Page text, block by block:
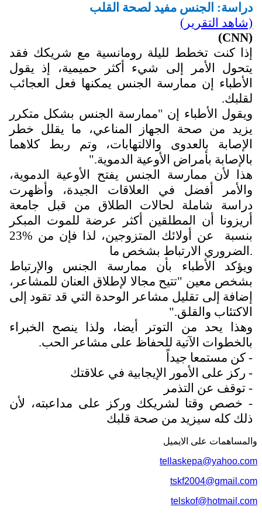
دراسة: الجنس مفيد لصحة القلب
(شاهد التقرير)
(
CNN
)
إذا كنت تخطط لليلة رومانسية مع شريكك فقد
يتحول الأمر إلى شيء أكثر حميمية، إذ يقول
الأطباء إن ممارسة الجنس يمكنها فعل العجائب
لقلبك.
ويقول الأطباء إن "ممارسة الجنس بشكل متكرر
يزيد من صحة الجهاز المناعي، ما يقلل خطر
الإصابة بالعدوى والالتهابات، وتم ربط كلاهما
بالإصابة بأمراض الأوعية الدموية."
هذا لأن ممارسة الجنس يفتح الأوعية الدموية،
والأمر أفضل في العلاقات الجيدة، وأظهرت
دراسة شاملة لحالات الطلاق من قبل جامعة
أريزونا أن المطلقين أكثر عرضة للموت المبكر
بنسبة 23
% عن أولائك المتزوجين، لذا فإن من
الضروري الارتباط بشخص ما.
ويؤكد الأطباء بأن ممارسة الجنس والإرتباط
بشخص معين "تتيح مجالا لإطلاق العنان للمشاعر،
إضافة إلى تقليل مشاعر الوحدة التي قد تقود إلى
الاكتئاب والقلق."
وهذا يحد من التوتر أيضا، ولذا ينصح الخبراء
بالخطوات الآتية للحفاظ على مشاعر الحب.
- كن مستمعا جيداً
- ركز على الأمور الإيجابية في علاقتك
- توقف عن التذمر
- خصص وقتا لشريكك وركز على مداعبته، لأن
ذلك كله سيزيد من صحة قلبك
والمساهمات علی الایمیل
tellaskepa@yahoo.com
tskf2004@gmail.com
telskof@hotmail.com